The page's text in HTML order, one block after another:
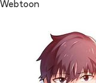
Webtoon